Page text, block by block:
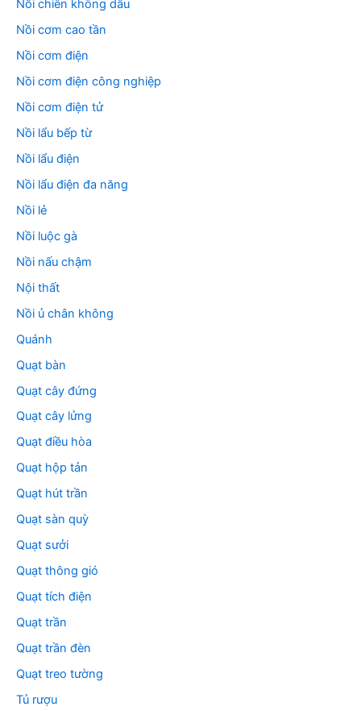
Nồi chiên không dầu
Nồi cơm cao tần
Nồi cơm điện
Nồi cơm điện công nghiệp
Nồi cơm điện tử
Nồi lẩu bếp từ
Nồi lẩu điện
Nồi lẩu điện đa năng
Nồi lẻ
Nồi luộc gà
Nồi nấu chậm
Nội thất
Nồi ủ chân không
Quánh
Quạt bàn
Quạt cây đứng
Quạt cây lửng
Quạt điều hòa
Quạt hộp tản
Quạt hút trần
Quạt sàn quỳ
Quạt sưởi
Quạt thông gió
Quạt tích điện
Quạt trần
Quạt trần đèn
Quạt treo tường
Tủ rượu